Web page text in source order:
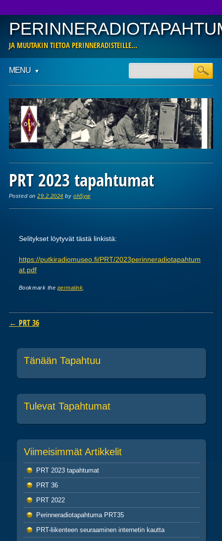
JA MUUTAKIN TIETOA PERINNERADISTEILLE…
Main menu
content
MENU
PRT 2023 tapahtumat
Posted on29.2.2024 byoh5yw
Selitykset löytyvät tästä linkistä:
https://putkiradiomuseo.fi/PRT/2023perinneradiotapahtum
at.pdf
Bookmark the permalink
Post navigation
← PRT 36
Tänään Tapahtuu
Tulevat Tapahtumat
Viimeisimmät Artikkelit
PRT 2023 tapahtumat
PRT 36
PRT 2022
Perinneradiotapahtuma PRT35
PRT-liikenteen seuraaminen internetin kautta